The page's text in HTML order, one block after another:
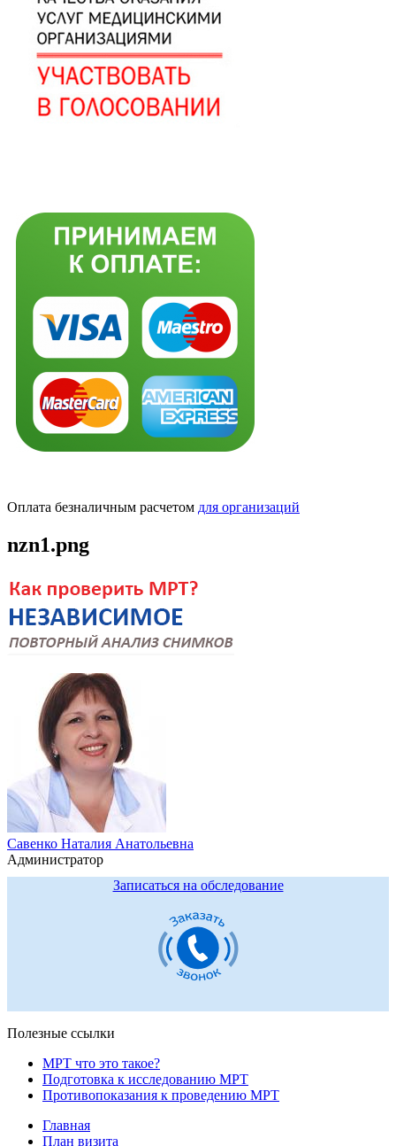
Оплата безналичным расчетом для организаций
nzn1.png
Савенко Наталия Анатольевна
Администратор
Записаться на обследование
Полезные ссылки
МРТ что это такое?
Подготовка к исследованию МРТ
Противопоказания к проведению МРТ
Главная
План визита